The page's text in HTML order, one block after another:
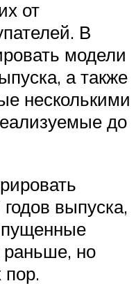
от
В
модели
а также
несколькими
до
выпуска,
раньше, но